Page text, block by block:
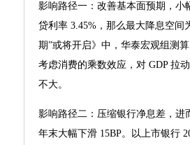
影响路径一：改善基本面预期，小
贷利率 3.45%，那么最大降息空间
期”或将开启》中，华泰宏观组测
考虑消费的乘数效应，对 GDP 拉
不大。
影响路径二：压缩银行净息差，进
年末大幅下滑 15BP。以上市银行